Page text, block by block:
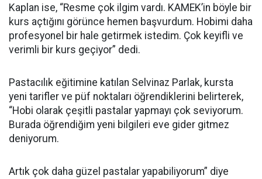
Kaplan ise, “Resme çok ilgim vardı. KAMEK’in böyle bir
kurs açtığını görünce hemen başvurdum. Hobimi daha
profesyonel bir hale getirmek istedim. Çok keyifli ve
verimli bir kurs geçiyor” dedi.
Pastacılık eğitimine katılan Selvinaz Parlak, kursta
yeni tarifler ve püf noktaları öğrendiklerini belirterek,
“Hobi olarak çeşitli pastalar yapmayı çok seviyorum.
Burada öğrendiğim yeni bilgileri eve gider gitmez
deniyorum.
Artık çok daha güzel pastalar yapabiliyorum” diye